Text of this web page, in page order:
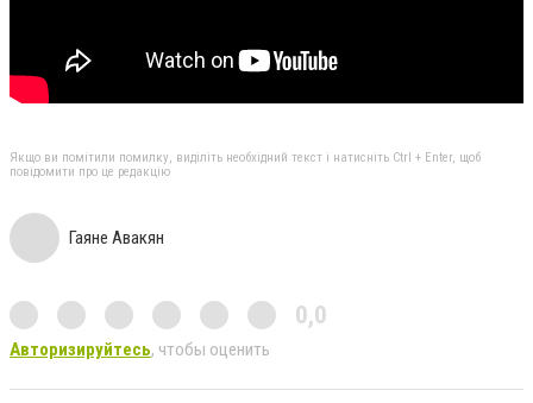
Якщо ви помітили помилку, виділіть необхідний текст і натисніть Ctrl + Enter, щоб
повідомити про це редакцію
Гаяне Авакян
0,0
Авторизируйтесь, чтобы оценить